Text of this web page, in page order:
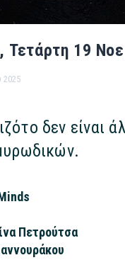
Τετάρτη 19
2025
δεν
Πετρούτσα